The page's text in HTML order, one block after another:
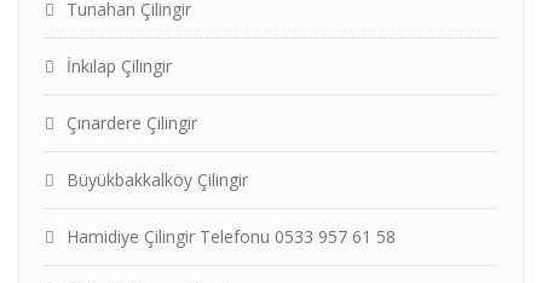
Tunahan Çilingir
İnkılap Çilingir
Çınardere Çilingir
Büyükbakkalköy Çilingir
Hamidiye Çilingir Telefonu 0533 957 61 58